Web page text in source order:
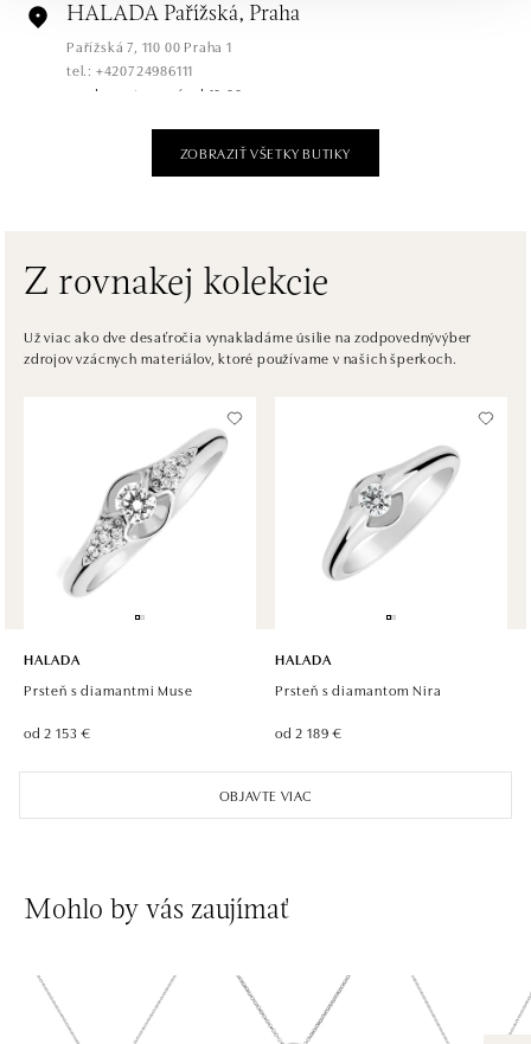
HALADA Pařížská, Praha
Pařížská 7, 110 00 Praha 1
tel.: +420724986111
dnes otvorené od 10:00
HALADA Na Příkopě, Praha
HALADA Česká, Brno
Česká 23, 602 00 Brno
tel.: +420602443261
HALADA OC Avion, Ostrava
Rudná 3114/114, 700 30 Ostrava-Zábřeh
tel.: +420605174749
dnes otvorené do 21:00
ZOBRAZIŤ VŠETKY BUTIKY
Z rovnakej kolekcie
Už viac ako dve desaťročia vynakladáme úsilie na zodpovednývýber
zdrojov vzácnych materiálov, ktoré používame v našich šperkoch.
OBJAVTE VIAC
HALADA
Prsteň s diamantmi Muse
od 2 153 €
HALADA
Prsteň s diamantom Nira
od 2 189 €
Mohlo by vás zaujímať